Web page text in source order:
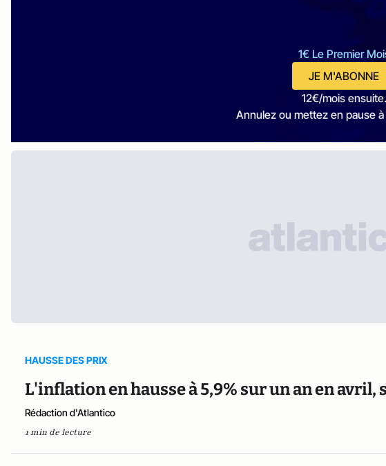
1€ Le Premier
JE M'ABONNE
12€/mois ensuite.
Annulez ou mettez en pause
HAUSSE DES PRIX
L'inflation en hausse à 5,9% sur un an en avril,
Rédaction d'Atlantico
1 min de lecture